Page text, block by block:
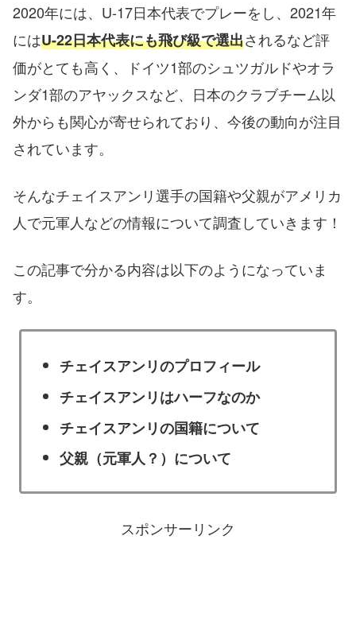
2020年には、U-17日本代表でプレーをし、2021年
にはU-22日本代表にも飛び級で選出されるなど評
価がとても高く、ドイツ1部のシュツガルドやオラ
ンダ1部のアヤックスなど、日本のクラブチーム以
外からも関心が寄せられており、今後の動向が注目
されています。
そんなチェイスアンリ選手の国籍や父親がアメリカ
人で元軍人などの情報について調査していきます！
この記事で分かる内容は以下のようになっていま
す。
チェイスアンリのプロフィール
チェイスアンリはハーフなのか
チェイスアンリの国籍について
父親（元軍人？）について
スポンサーリンク